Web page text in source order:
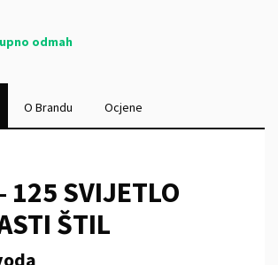
odmah
O Brandu Ocjene
125 SVIJETLO
ŠTIL